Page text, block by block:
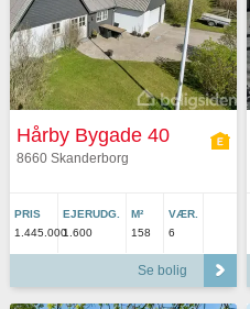
Hårby Bygade 40
8660 Skanderborg
PRIS
1.445.000
EJERUDG.
1.600
M²
158
VÆR.
6
Se bolig